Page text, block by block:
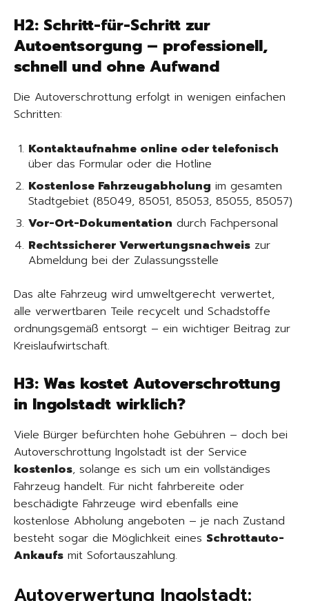
H2: Schritt-für-Schritt zur
Autoentsorgung – professionell,
schnell und ohne Aufwand
Die Autoverschrottung erfolgt in wenigen einfachen
Schritten:
Kontaktaufnahme online oder telefonisch
über das Formular oder die Hotline
Kostenlose Fahrzeugabholung im gesamten
Stadtgebiet (85049, 85051, 85053, 85055, 85057)
Vor-Ort-Dokumentation durch Fachpersonal
Rechtssicherer Verwertungsnachweis zur
Abmeldung bei der Zulassungsstelle
Das alte Fahrzeug wird umweltgerecht verwertet,
alle verwertbaren Teile recycelt und Schadstoffe
ordnungsgemäß entsorgt – ein wichtiger Beitrag zur
Kreislaufwirtschaft.
H3: Was kostet Autoverschrottung
in Ingolstadt wirklich?
Viele Bürger befürchten hohe Gebühren – doch bei
Autoverschrottung Ingolstadt ist der Service
kostenlos, solange es sich um ein vollständiges
Fahrzeug handelt. Für nicht fahrbereite oder
beschädigte Fahrzeuge wird ebenfalls eine
kostenlose Abholung angeboten – je nach Zustand
besteht sogar die Möglichkeit eines Schrottauto-
Ankaufs mit Sofortauszahlung.
Autoverwertung Ingolstadt: